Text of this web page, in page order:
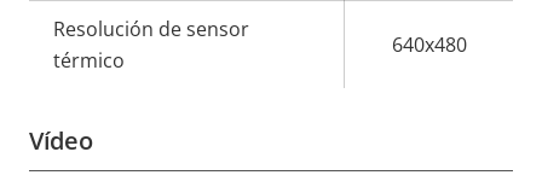
Resolución de sensor
térmico
640x480
Vídeo